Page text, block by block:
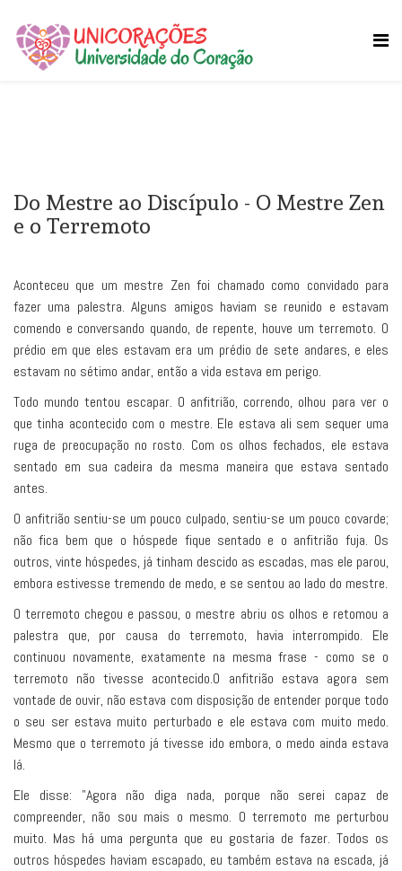
Do Mestre ao Discípulo - O Mestre Zen
e o Terremoto
Aconteceu que um mestre Zen foi chamado como convidado para
fazer uma palestra. Alguns amigos haviam se reunido e estavam
comendo e conversando quando, de repente, houve um terremoto. O
prédio em que eles estavam era um prédio de sete andares, e eles
estavam no sétimo andar, então a vida estava em perigo.
Todo mundo tentou escapar. O anfitrião, correndo, olhou para ver o
que tinha acontecido com o mestre. Ele estava ali sem sequer uma
ruga de preocupação no rosto. Com os olhos fechados, ele estava
sentado em sua cadeira da mesma maneira que estava sentado
antes.
O anfitrião sentiu-se um pouco culpado, sentiu-se um pouco covarde;
não fica bem que o hóspede fique sentado e o anfitrião fuja. Os
outros, vinte hóspedes, já tinham descido as escadas, mas ele parou,
embora estivesse tremendo de medo, e se sentou ao lado do mestre.
O terremoto chegou e passou, o mestre abriu os olhos e retomou a
palestra que, por causa do terremoto, havia interrompido. Ele
continuou novamente, exatamente na mesma frase - como se o
terremoto não tivesse acontecido.O anfitrião estava agora sem
vontade de ouvir, não estava com disposição de entender porque todo
o seu ser estava muito perturbado e ele estava com muito medo.
Mesmo que o terremoto já tivesse ido embora, o medo ainda estava
lá.
Ele disse: "Agora não diga nada, porque não serei capaz de
compreender, não sou mais o mesmo. O terremoto me perturbou
muito. Mas há uma pergunta que eu gostaria de fazer. Todos os
outros hóspedes haviam escapado, eu também estava na escada, já